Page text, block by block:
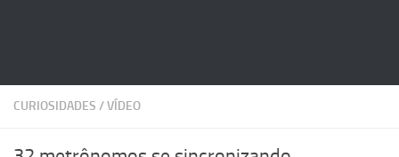
CURIOSIDADES /VÍDEO